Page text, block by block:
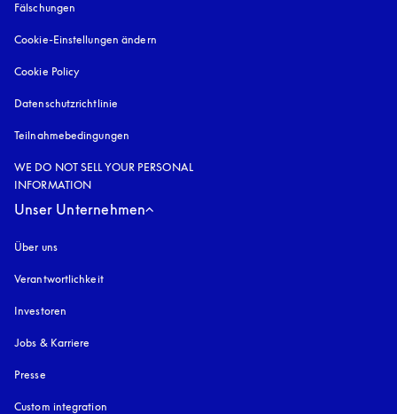
Fälschungen
Cookie-Einstellungen ändern
Cookie Policy
Datenschutzrichtlinie
Teilnahmebedingungen
WE DO NOT SELL YOUR PERSONAL
INFORMATION
Unser Unternehmen
Über uns
Verantwortlichkeit
Investoren
Jobs & Karriere
Presse
Custom integration